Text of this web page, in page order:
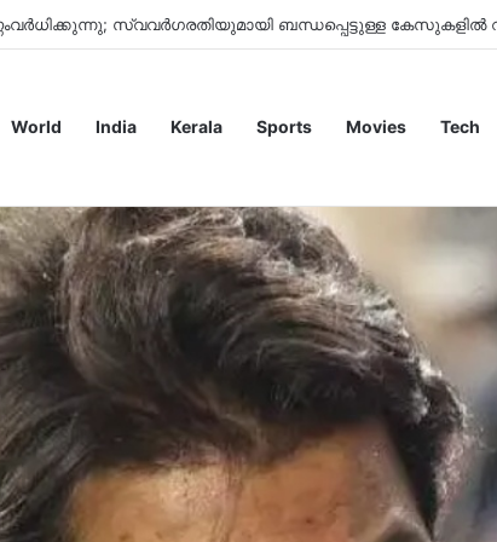
അലർട്ട് , 8 ജില്ലകളിലെ വിദ്യാഭ്യാസ സ്ഥാപനങ്ങൾക്ക്
World India Kerala Sports Movies Tech